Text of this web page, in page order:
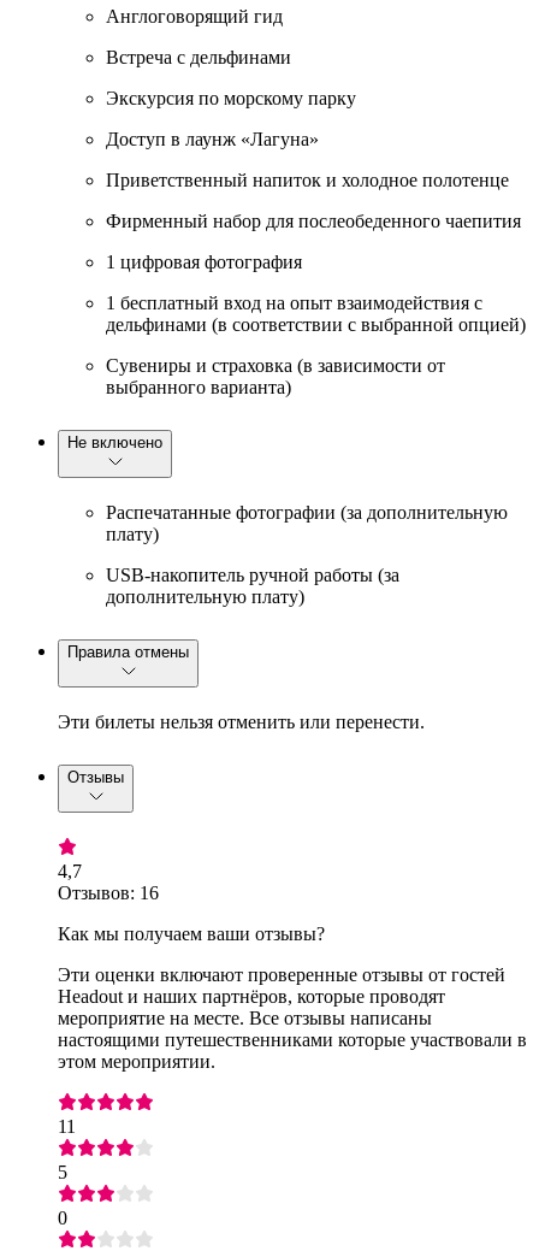
Англоговорящий гид
Встреча с дельфинами
Экскурсия по морскому парку
Доступ в лаунж «Лагуна»
Приветственный напиток и холодное полотенце
Фирменный набор для послеобеденного чаепития
1 цифровая фотография
1 бесплатный вход на опыт взаимодействия с
дельфинами (в соответствии с выбранной опцией)
Сувениры и страховка (в зависимости от
выбранного варианта)
Не включено
Распечатанные фотографии (за дополнительную
плату)
USB-накопитель ручной работы (за
дополнительную плату)
Правила отмены
Эти билеты нельзя отменить или перенести.
Отзывы
4,7
Отзывов: 16
Как мы получаем ваши отзывы?
Эти оценки включают проверенные отзывы от гостей
Headout и наших партнёров, которые проводят
мероприятие на месте. Все отзывы написаны
настоящими путешественниками которые участвовали в
этом мероприятии.
11
5
0